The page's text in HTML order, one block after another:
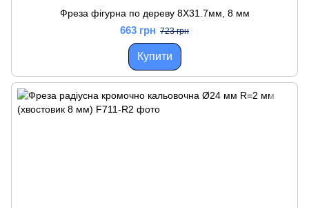
Фреза фігурна по дереву 8X31.7мм, 8 мм
663 грн 723 грн
Купити